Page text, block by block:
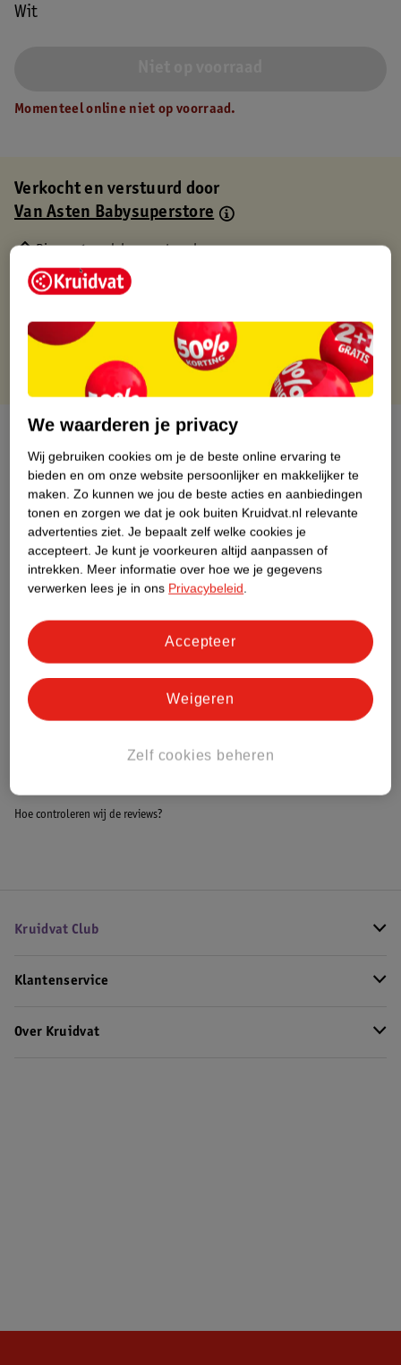
Wit
Momenteel online niet op voorraad.
Verkocht en verstuurd door
Van Asten Babysuperstore
Binnen 1 werkdag verstuurd
Gratis thuisbezorgd
Gratis retourneren via verkooppartner.
Over dit product
Productinformatie
Nature Impact Score
Dit product heeft (nog) geen Nature
Impact Score.
Meer informatie
Bestel & Bezorginformatie
Hoe controleren wij de reviews?
Kruidvat Club
Klantenservice
Over Kruidvat
We waarderen je privacy
Wij gebruiken cookies om je de beste online ervaring te
bieden en om onze website persoonlijker en makkelijker te
maken. Zo kunnen we jou de beste acties en aanbiedingen
tonen en zorgen we dat je ook buiten Kruidvat.nl relevante
advertenties ziet. Je bepaalt zelf welke cookies je
accepteert. Je kunt je voorkeuren altijd aanpassen of
intrekken. Meer informatie over hoe we je gegevens
verwerken lees je in ons Privacybeleid.
Zelf cookies beheren
Weigeren
Accepteer